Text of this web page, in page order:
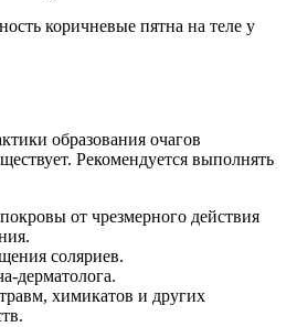
образования очагов
Рекомендуется выполнять
от чрезмерного действия
соляриев.
дерматолога.
химикатов и других